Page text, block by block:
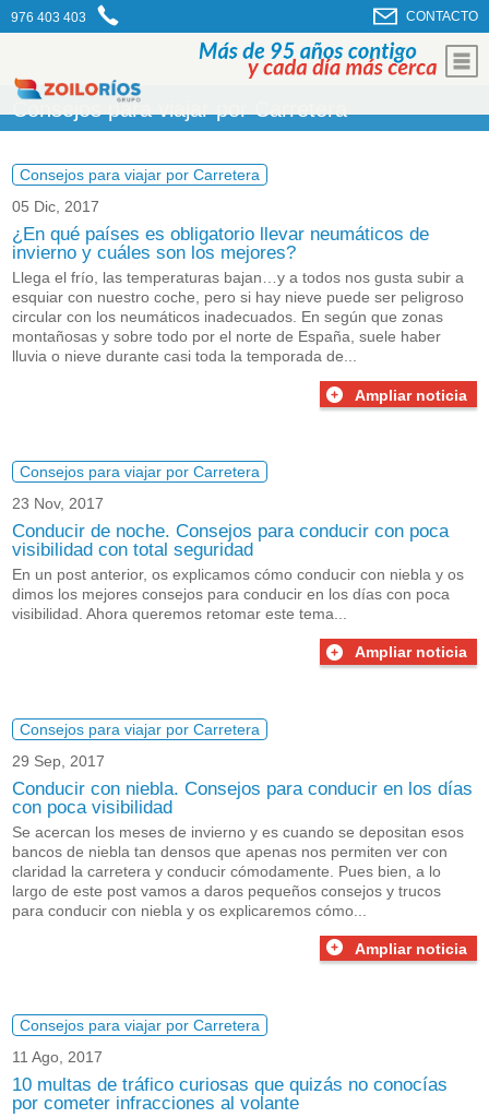
976 403 403 CONTACTO
Consejos para viajar por Carretera
Consejos para viajar por Carretera
05 Dic, 2017
¿En qué países es obligatorio llevar neumáticos de
invierno y cuáles son los mejores?
Llega el frío, las temperaturas bajan…y a todos nos gusta subir a
esquiar con nuestro coche, pero si hay nieve puede ser peligroso
circular con los neumáticos inadecuados. En según que zonas
montañosas y sobre todo por el norte de España, suele haber
lluvia o nieve durante casi toda la temporada de...
Ampliar noticia
Consejos para viajar por Carretera
23 Nov, 2017
Conducir de noche. Consejos para conducir con poca
visibilidad con total seguridad
En un post anterior, os explicamos cómoconducir con nieblay os
dimos los mejores consejos para conducir en los días con poca
visibilidad. Ahora queremos retomar este tema...
Ampliar noticia
Consejos para viajar por Carretera
29 Sep, 2017
Conducir con niebla. Consejos para conducir en los días
con poca visibilidad
Se acercan los meses de invierno y es cuando se depositan esos
bancos de niebla tan densos que apenas nos permiten ver con
claridad la carretera y conducir cómodamente. Pues bien, a lo
largo de este post vamos a daros pequeños consejos y trucos
para conducir con niebla y os explicaremos cómo...
Ampliar noticia
Consejos para viajar por Carretera
11 Ago, 2017
10 multas de tráfico curiosas que quizás no conocías
por cometer infracciones al volante